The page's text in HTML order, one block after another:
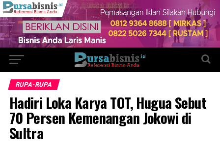
RUPA-RUPA
Hadiri Loka Karya TOT, Hugua Sebut
70 Persen Kemenangan Jokowi di
Sultra